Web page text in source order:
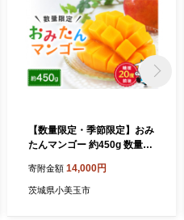
【数量限定・季節限定】おみ
たんマンゴー 約450g 数量限
ンゴー 国産フルーツ 果物 く
だもの 【7月20日～8月末ま
寄附金額 14,000円
茨城県小美玉市